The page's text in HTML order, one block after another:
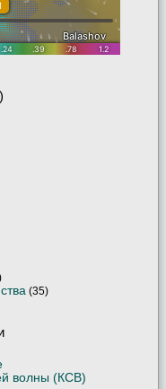
(35)
волны (КСВ)